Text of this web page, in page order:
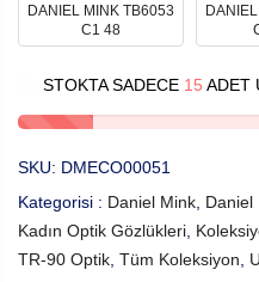
DANIEL MINK TB6053
C1 48
STOKTA SADECE 15 ADET
SKU: DMECO00051
Kategorisi : Daniel Mink Daniel
Kadın Optik Gözlükleri
TR-90 Optik Tüm Koleksiyon